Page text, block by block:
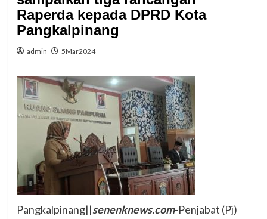
Raperda kepada DPRD Kota
Pangkalpinang
admin 5Mar2024
Pangkalpinang||senenknews.com-Penjabat (Pj)